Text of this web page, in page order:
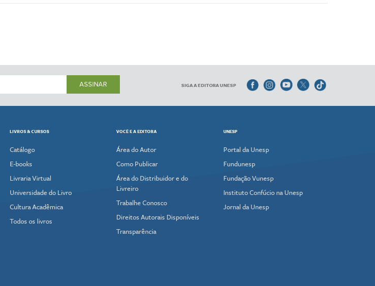
ASSINAR SIGA A EDITORA UNESP
LIVROS & CURSOS
Catálogo
E-books
Livraria Virtual
Universidade do Livro
Cultura Acadêmica
Todos os livros
VOCÊ E A EDITORA
Área do Autor
Como Publicar
Área do Distribuidor e do
Livreiro
Trabalhe Conosco
Direitos Autorais Disponíveis
Transparência
UNESP
Portal da Unesp
Fundunesp
Fundação Vunesp
Instituto Confúcio na Unesp
Jornal da Unesp